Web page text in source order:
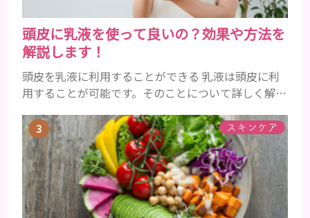
頭皮に乳液を使って良いの？効果や方法を
解説します！
頭皮を乳液に利用することができる 乳液は頭皮に利
用することが可能です。そのことについて詳しく解説
まれた化粧品 乳液とは水分と油分がバランスよく配
合されている化粧品のことです。 化粧水はその成分
のほとんどが水分ですが、乳液には油分が含まれて
いる点が違いといえます。 また、乳液との違いが曖
昧なものとしてローションがあり、ローションにも油
分が豊富に含まれて...
スキンケア